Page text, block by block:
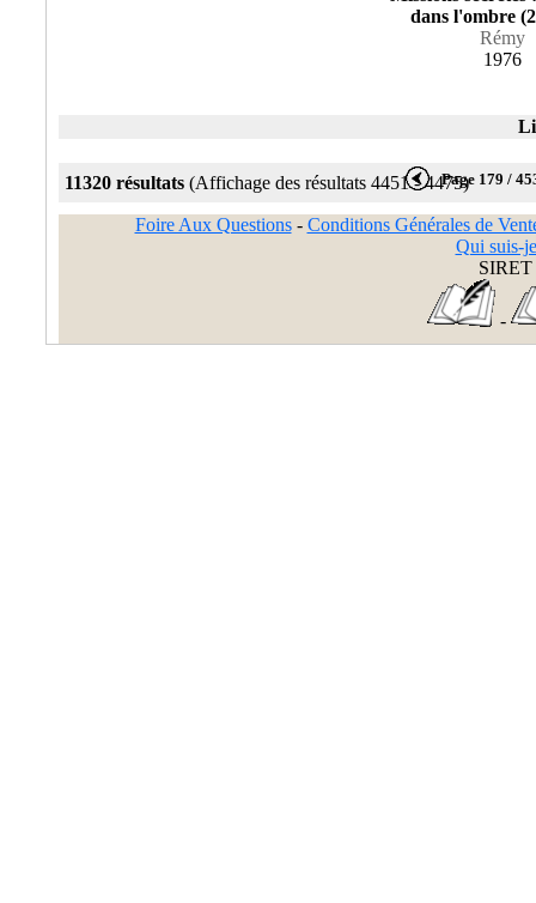
dans l'ombre
Rémy
1976
11320 résultats (Affichage des résultats 4451 - 4475)Page 179 /
Foire Aux Questions- Conditions Générales de
Qui suis-
SIRET
-